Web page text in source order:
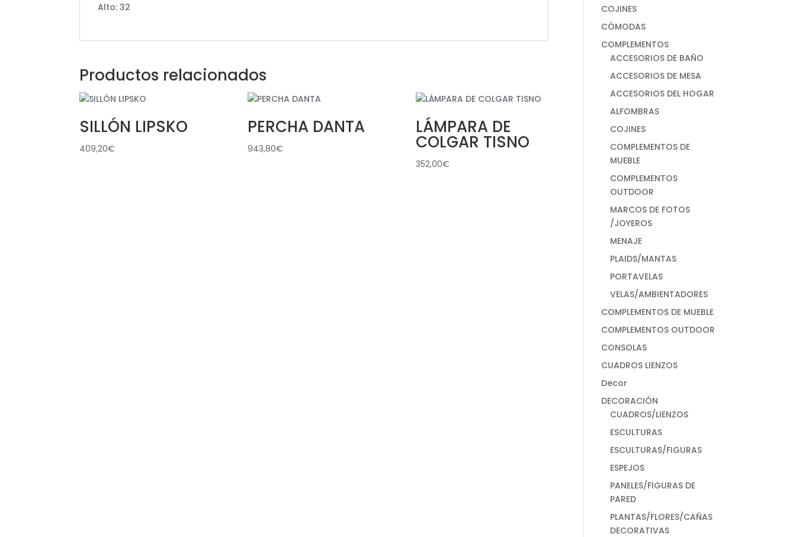
Alto: 32
Productos relacionados
SILLÓN LIPSKO
409,20€
PERCHA DANTA
943,80€
LÁMPARA DE
COLGAR TISNO
352,00€
COJINES
CÓMODAS
COMPLEMENTOS
ACCESORIOS DE BAÑO
ACCESORIOS DE MESA
ACCESORIOS DEL HOGAR
ALFOMBRAS
COJINES
COMPLEMENTOS DE
MUEBLE
COMPLEMENTOS
OUTDOOR
MARCOS DE FOTOS
/JOYEROS
MENAJE
PLAIDS/MANTAS
PORTAVELAS
VELAS/AMBIENTADORES
COMPLEMENTOS DE MUEBLE
COMPLEMENTOS OUTDOOR
CONSOLAS
CUADROS LIENZOS
Decor
DECORACIÓN
CUADROS/LIENZOS
ESCULTURAS
ESCULTURAS/FIGURAS
ESPEJOS
PANELES/FIGURAS DE
PARED
PLANTAS/FLORES/CAÑAS
DECORATIVAS